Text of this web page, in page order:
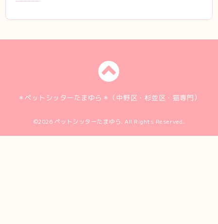
＊ペットシッターたまゆら＊（中野区・杉並区・猫専門）
©2026 ペットシッターたまゆら. All Rights Reserved.